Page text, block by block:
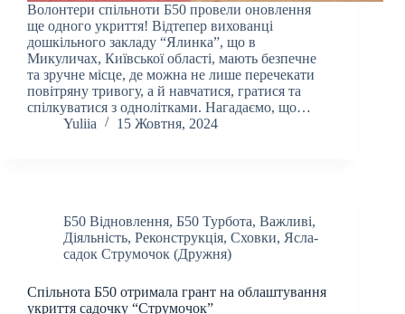
Волонтери спільноти Б50 провели оновлення
ще одного укриття! Відтепер вихованці
дошкільного закладу “Ялинка”, що в
Микуличах, Київської області, мають безпечне
та зручне місце, де можна не лише перечекати
повітряну тривогу, а й навчатися, гратися та
спілкуватися з однолітками. Нагадаємо, що…
Yuliia
15 Жовтня, 2024
Б50 Відновлення, Б50 Турбота, Важливі,
Діяльність, Реконструкція, Сховки, Ясла-
садок Струмочок (Дружня)
Спільнота Б50 отримала грант на облаштування
укриття садочку “Струмочок”